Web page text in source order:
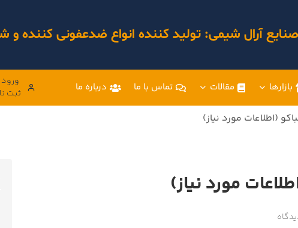
صنایع آرال شیمی: تولید کننده انواع ضدعفونی
بازارها مقالات تماس با ما درباره ما
ثبت
(اطلاعات مورد نیاز)
مورد نیاز)